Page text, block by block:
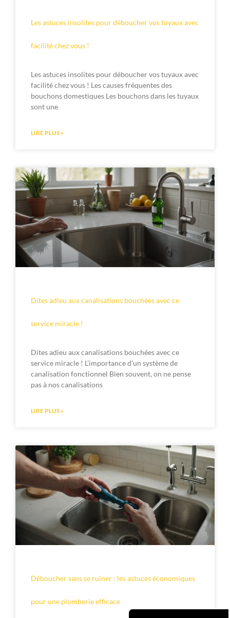
Les astuces insolites pour déboucher vos tuyaux avec
facilité chez vous !
Les astuces insolites pour déboucher vos tuyaux avec
facilité chez vous ! Les causes fréquentes des
bouchons domestiques Les bouchons dans les tuyaux
sont une
LIRE PLUS »
Dites adieu aux canalisations bouchées avec ce
service miracle !
Dites adieu aux canalisations bouchées avec ce
service miracle ! L’importance d’un système de
canalisation fonctionnel Bien souvent, on ne pense
pas à nos canalisations
LIRE PLUS »
Déboucher sans se ruiner : les astuces économiques
pour une plomberie efficace